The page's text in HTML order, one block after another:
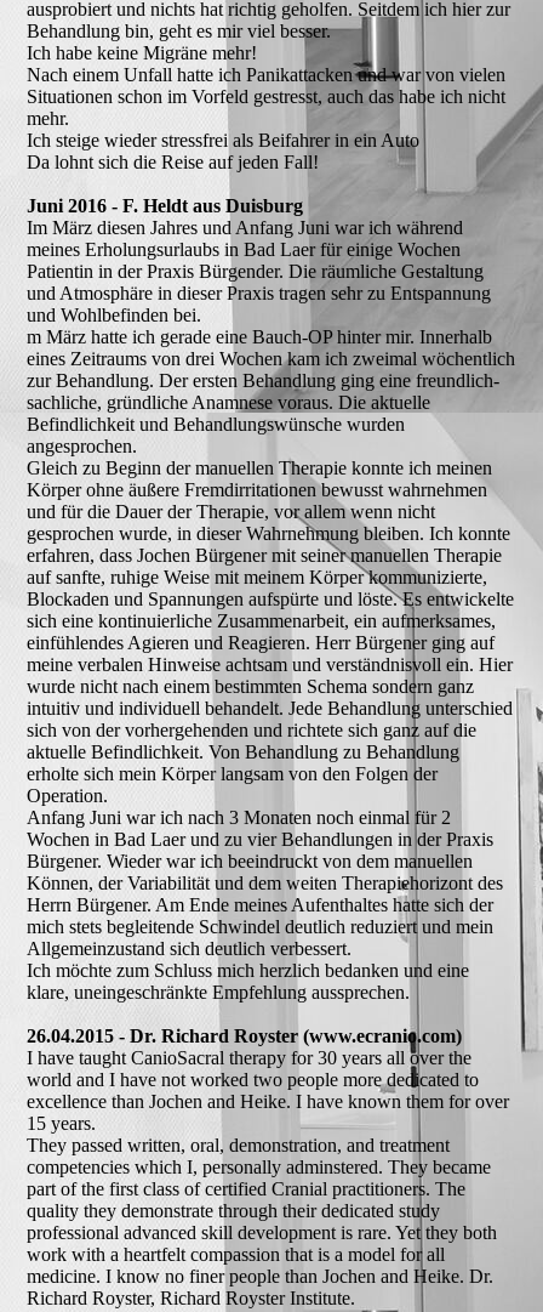
ausprobiert und nichts hat richtig geholfen. Seitdem ich hier zur
Behandlung bin, geht es mir viel besser.
Ich habe keine Migräne mehr!
Nach einem Unfall hatte ich Panikattacken und war von vielen
Situationen schon im Vorfeld gestresst, auch das habe ich nicht
mehr.
Ich steige wieder stressfrei als Beifahrer in ein Auto
Da lohnt sich die Reise auf jeden Fall!
Juni 2016 - F. Heldt aus Duisburg
Im März diesen Jahres und Anfang Juni war ich während
meines Erholungsurlaubs in Bad Laer für einige Wochen
Patientin in der Praxis Bürgender. Die räumliche Gestaltung
und Atmosphäre in dieser Praxis tragen sehr zu Entspannung
und Wohlbefinden bei.
m März hatte ich gerade eine Bauch-OP hinter mir. Innerhalb
eines Zeitraums von drei Wochen kam ich zweimal wöchentlich
zur Behandlung. Der ersten Behandlung ging eine freundlich-
sachliche, gründliche Anamnese voraus. Die aktuelle
Befindlichkeit und Behandlungswünsche wurden
angesprochen.
Gleich zu Beginn der manuellen Therapie konnte ich meinen
Körper ohne äußere Fremdirritationen bewusst wahrnehmen
und für die Dauer der Therapie, vor allem wenn nicht
gesprochen wurde, in dieser Wahrnehmung bleiben. Ich konnte
erfahren, dass Jochen Bürgener mit seiner manuellen Therapie
auf sanfte, ruhige Weise mit meinem Körper kommunizierte,
Blockaden und Spannungen aufspürte und löste. Es entwickelte
sich eine kontinuierliche Zusammenarbeit, ein aufmerksames,
einfühlendes Agieren und Reagieren. Herr Bürgener ging auf
meine verbalen Hinweise achtsam und verständnisvoll ein. Hier
wurde nicht nach einem bestimmten Schema sondern ganz
intuitiv und individuell behandelt. Jede Behandlung unterschied
sich von der vorhergehenden und richtete sich ganz auf die
aktuelle Befindlichkeit. Von Behandlung zu Behandlung
erholte sich mein Körper langsam von den Folgen der
Operation.
Anfang Juni war ich nach 3 Monaten noch einmal für 2
Wochen in Bad Laer und zu vier Behandlungen in der Praxis
Bürgener. Wieder war ich beeindruckt von dem manuellen
Können, der Variabilität und dem weiten Therapiehorizont des
Herrn Bürgener. Am Ende meines Aufenthaltes hatte sich der
mich stets begleitende Schwindel deutlich reduziert und mein
Allgemeinzustand sich deutlich verbessert.
Ich möchte zum Schluss mich herzlich bedanken und eine
klare, uneingeschränkte Empfehlung aussprechen.
26.04.2015 - Dr. Richard Royster (www.ecranio.com)
I have taught CanioSacral therapy for 30 years all over the
world and I have not worked two people more dedicated to
excellence than Jochen and Heike. I have known them for over
15 years.
They passed written, oral, demonstration, and treatment
competencies which I, personally adminstered. They became
part of the first class of certified Cranial practitioners. The
quality they demonstrate through their dedicated study
professional advanced skill development is rare. Yet they both
work with a heartfelt compassion that is a model for all
medicine. I know no finer people than Jochen and Heike. Dr.
Richard Royster, Richard Royster Institute.